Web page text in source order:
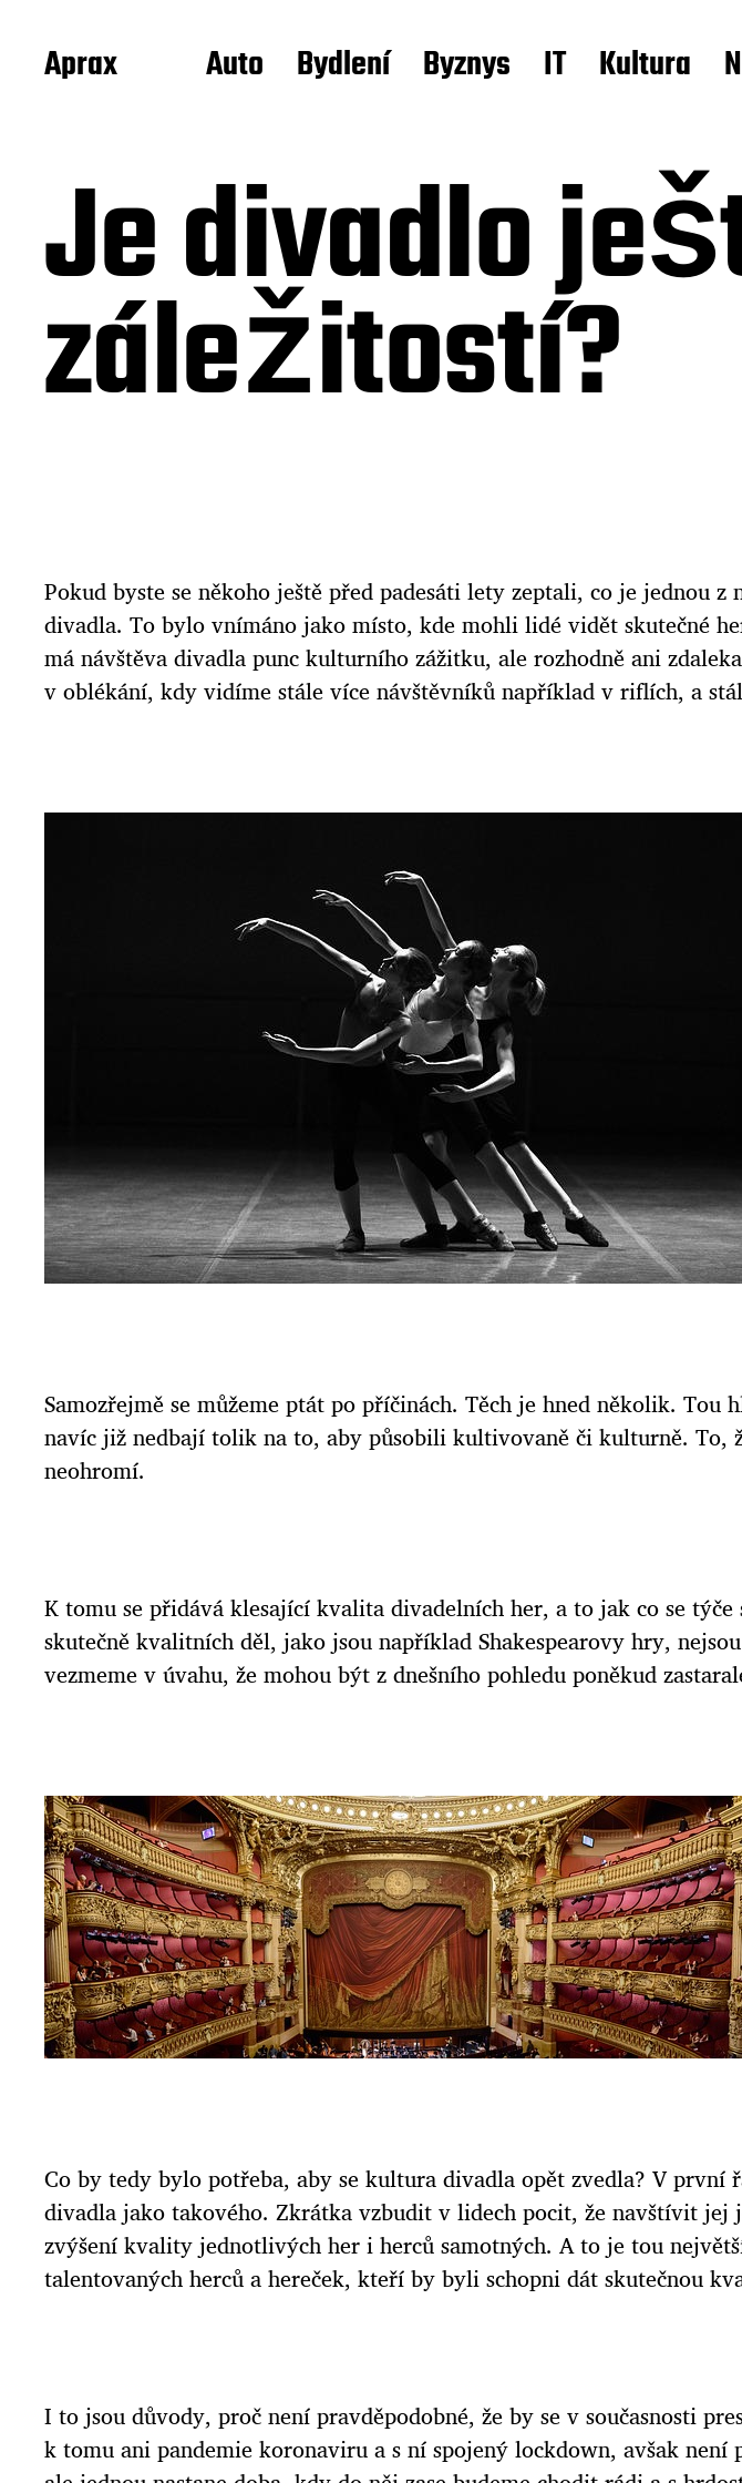
Aprax Auto Bydlení Byznys IT Kultura
Je divadlo
záležitostí?
Pokud byste se někoho ještě před padesáti lety zeptali, co je jednou
divadla. To bylo vnímáno jako místo, kde mohli lidé vidět skutečné
má návštěva divadla punc kulturního zážitku, ale rozhodně ani
v oblékání, kdy vidíme stále více návštěvníků například v riflích, a
Samozřejmě se můžeme ptát po příčinách. Těch je hned několik.
navíc již nedbají tolik na to, aby působili kultivovaně či kulturně.
neohromí.
K tomu se přidává klesající kvalita divadelních her, a to jak co se
skutečně kvalitních děl, jako jsou například Shakespearovy hry,
vezmeme v úvahu, že mohou být z dnešního pohledu poněkud
Co by tedy bylo potřeba, aby se kultura divadla opět zvedla? V
divadla jako takového. Zkrátka vzbudit v lidech pocit, že navštívit jej
zvýšení kvality jednotlivých her i herců samotných. A to je tou
talentovaných herců a hereček, kteří by byli schopni dát skutečnou
I to jsou důvody, proč není pravděpodobné, že by se v současnosti
k tomu ani pandemie koronaviru a s ní spojený lockdown, avšak